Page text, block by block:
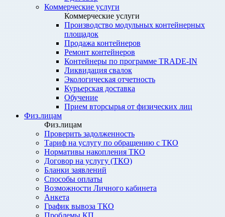
Коммерческие услуги
Коммерческие услуги
Производство модульных контейнерных
площадок
Продажа контейнеров
Ремонт контейнеров
Контейнеры по программе TRADE-IN
Ликвидация свалок
Экологическая отчетность
Курьерская доставка
Обучение
Прием вторсырья от физических лиц
Физ.лицам
Физ.лицам
Проверить задолженность
Тариф на услугу по обращению с ТКО
Нормативы накопления ТКО
Договор на услугу (ТКО)
Бланки заявлений
Способы оплаты
Возможности Личного кабинета
Анкета
График вывоза ТКО
Проблемы КП